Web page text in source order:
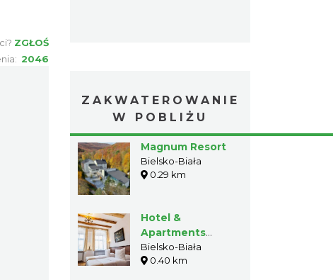
ZGŁOŚ
2046
ZAKWATEROWANIE
W POBLIŻU
Magnum Resort
Bielsko-Biała
0.29 km
Hotel &
Apartments
Ventus Rosa
Bielsko-Biała
0.40 km